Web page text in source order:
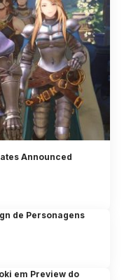
Announced
de Personagens
em Preview do